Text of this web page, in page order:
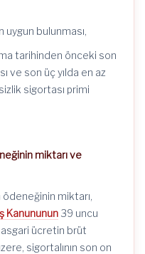
uygun bulunması,
tarihinden önceki son
ve son üç yılda en az
sigortası primi
miktarı ve
ödeneğinin miktarı,
Kanununun 39 uncu
ücretin brüt
sigortalının son on